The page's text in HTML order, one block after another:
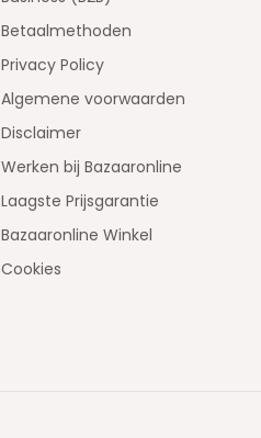
Betaalmethoden
Privacy Policy
Algemene voorwaarden
Disclaimer
Werken bij Bazaaronline
Laagste Prijsgarantie
Bazaaronline Winkel
Cookies